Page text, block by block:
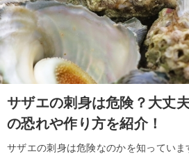
サザエの刺身は危険？大丈
の恐れや作り方を紹介！
サザエの刺身は危険なのかを知ってい